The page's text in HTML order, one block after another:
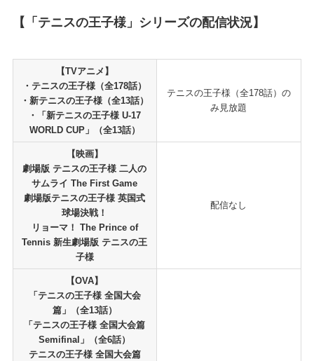
【「テニスの王子様」シリーズの配信状況】
【TVアニメ】
・テニスの王子様（全178話）
・新テニスの王子様（全13話）
・「新テニスの王子様 U-17
WORLD CUP」（全13話）
テニスの王子様（全178話）の
み見放題
【映画】
劇場版 テニスの王子様 二人の
サムライ The First Game
劇場版テニスの王子様 英国式
球場決戦！
リョーマ！ The Prince of
Tennis 新生劇場版 テニスの王
子様
配信なし
【OVA】
「テニスの王子様 全国大会
篇」（全13話）
「テニスの王子様 全国大会篇
Semifinal」（全6話）
テニスの王子様 全国大会篇